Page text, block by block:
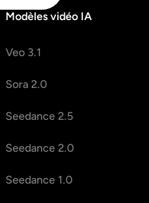
Modèles vidéo IA
Veo 3.1
Sora 2.0
Seedance 2.5
Seedance 2.0
Seedance 1.0